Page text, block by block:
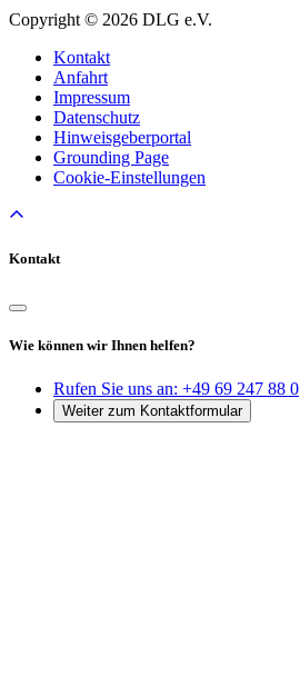
Copyright © 2026 DLG e.V.
Kontakt
Anfahrt
Impressum
Datenschutz
Hinweisgeberportal
Grounding Page
Cookie-Einstellungen
Kontakt
Wie können wir Ihnen helfen?
Rufen Sie uns an: +49 69 247 88 0